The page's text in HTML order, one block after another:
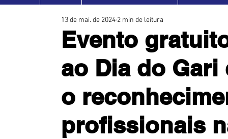
Evento
ao Dia do
o
profissionais
13 de mai. de 2024 2 min de leitura